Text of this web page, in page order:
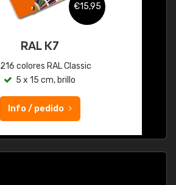
€15,95
RAL K7
216 colores RAL Classic
5 x 15 cm, brillo
Info / pedido